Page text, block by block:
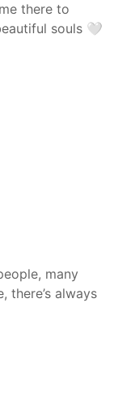
there to
souls 🤍
many
there’s always